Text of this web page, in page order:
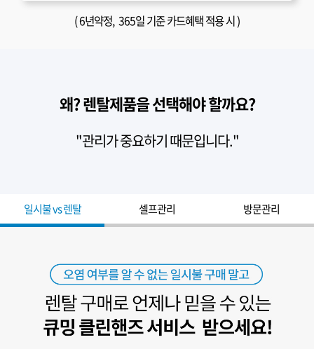
(6년약정, 365일 기준 카드혜택 적용 시 )
왜? 렌탈제품을 선택해야 할까요?
"관리가 중요하기 때문입니다."
일시불 vs 렌탈 셀프관리 방문관리